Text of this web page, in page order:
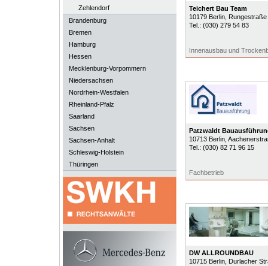
Zehlendorf
Brandenburg
Bremen
Hamburg
Hessen
Mecklenburg-Vorpommern
Niedersachsen
Nordrhein-Westfalen
Rheinland-Pfalz
Saarland
Sachsen
Sachsen-Anhalt
Schleswig-Holstein
Thüringen
Teichert Bau Team
10179 Berlin, Rungestraße
Tel.: (030) 279 54 83
Innenausbau und
Patzwaldt
10713 Berlin,
Tel.: (030) 82 71 96 15
Fachbetrieb
DW ALLROUNDBAU
10715 Berlin, Durlacher